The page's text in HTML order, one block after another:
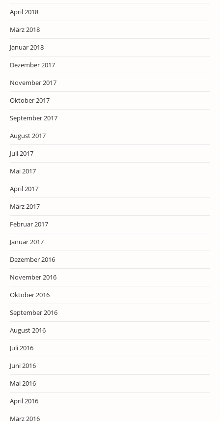
April 2018
März 2018
Januar 2018
Dezember 2017
November 2017
Oktober 2017
September 2017
August 2017
Juli 2017
Mai 2017
April 2017
März 2017
Februar 2017
Januar 2017
Dezember 2016
November 2016
Oktober 2016
September 2016
August 2016
Juli 2016
Juni 2016
Mai 2016
April 2016
März 2016